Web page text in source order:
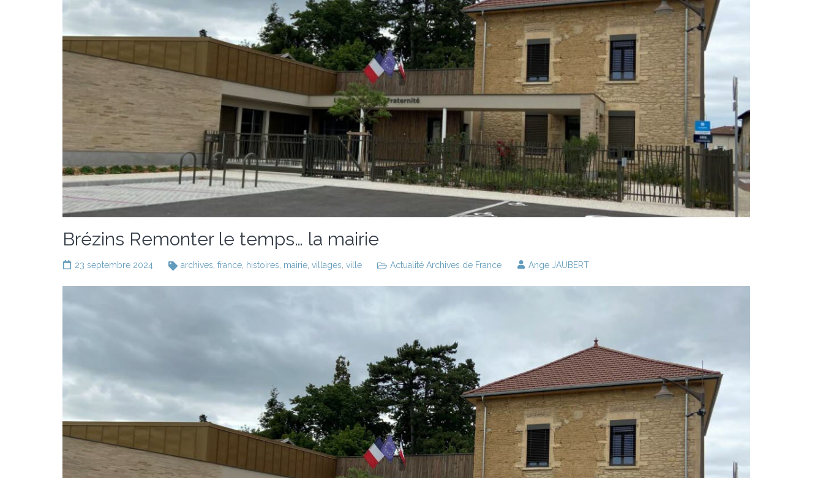
Brézins Remonter le temps… la mairie
23 septembre 2024 archives, france, histoires, mairie, villages, ville Actualité Archives de France Ange JAUBERT